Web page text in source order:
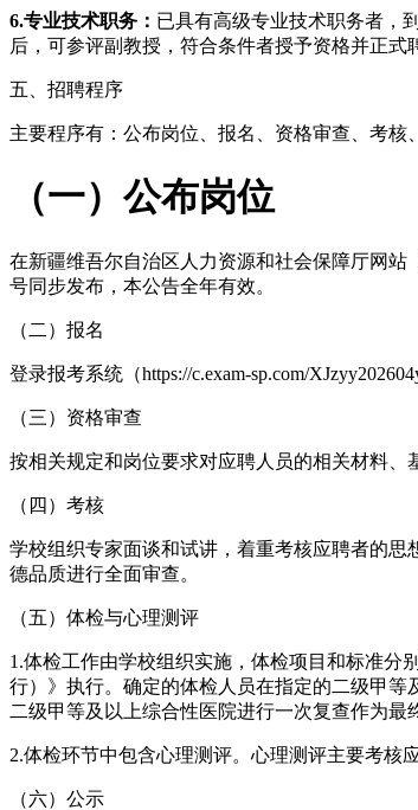
6.专业技术职务： 已具有高级专业技术职务者，
后，可参评副教授，符合条件者授予资格并正式
五、招聘程序
主要程序有：公布岗位、报名、资格审查、考核
（一）公布岗位
在新疆维吾尔自治区人力资源和社会保障厅网站
号同步发布，本公告全年有效。
（二）报名
登录报考系统（https://c.exam-sp.com/
（三）资格审查
按相关规定和岗位要求对应聘人员的相关材料、
（四）考核
学校组织专家面谈和试讲，着重考核应聘者的
德品质进行全面审查。
（五）体检与心理测评
1.体检工作由学校组织实施，体检项目和标准分
行）》执行。确定的体检人员在指定的二级甲
二级甲等及以上综合性医院进行一次复查作为最
2.体检环节中包含心理测评。心理测评主要考核
（六）公示